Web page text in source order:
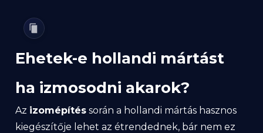
Ehetek-e hollandi mártást
ha izmosodni akarok?
Az izomépítés során a hollandi mártás hasznos
kiegészítője lehet az étrendednek, bár nem ez